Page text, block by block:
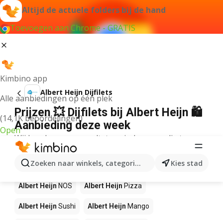
Altijd de actuele folders bij de hand
Toevoegen aan Chrome - GRATIS
Kimbino app
Alle aanbiedingen op één plek
(14,1K beoordelingen)
Open
Zoeken naar winkels, categorieën, producten...
Kies stad
Albert Heijn Dijfilets
Prijzen 💥 Dijfilets bij Albert Heijn 🛍️
Aanbieding deze week
Wij konden geen resultaten vinden voor die term.
Andere producten in winkels Albert
Heijn
Albert Heijn NOS Albert Heijn Pizza
Albert Heijn Sushi Albert Heijn Mango